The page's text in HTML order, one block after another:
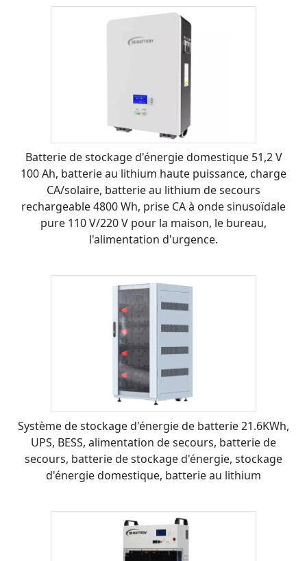
Batterie de stockage d'énergie domestique 51,2 V
100 Ah, batterie au lithium haute puissance, charge
CA/solaire, batterie au lithium de secours
rechargeable 4800 Wh, prise CA à onde sinusoïdale
pure 110 V/220 V pour la maison, le bureau,
l'alimentation d'urgence.
Système de stockage d'énergie de batterie 21.6KWh,
UPS, BESS, alimentation de secours, batterie de
secours, batterie de stockage d'énergie, stockage
d'énergie domestique, batterie au lithium